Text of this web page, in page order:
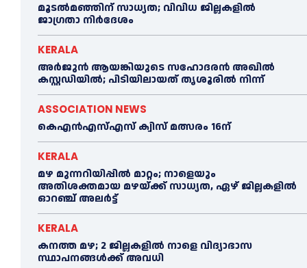
മൂടൽമഞ്ഞിന് സാധ്യത; വിവിധ ജില്ലകളിൽ
ജാഗ്രതാ നിർദേശം
KERALA
അര്‍ജുന്‍ ആയങ്കിയുടെ സഹോദരന്‍ അഖില്‍
കസ്റ്റഡിയില്‍; പിടിയിലായത് തൃശൂരില്‍ നിന്ന്
ASSOCIATION NEWS
കെഎൻഎസ്എസ് ക്വിസ് മത്സരം 16ന്
KERALA
മഴ മുന്നറിയിപ്പിൽ മാറ്റം; നാളെയും
അതിശക്തമായ മഴയ്ക്ക് സാധ്യത, ഏഴ് ജില്ലകളിൽ
ഓറഞ്ച് അലർട്ട്
KERALA
കനത്ത മഴ; 2 ജില്ലകളില്‍ നാളെ വിദ്യാഭാസ
സ്ഥാപനങ്ങള്‍ക്ക് അവധി